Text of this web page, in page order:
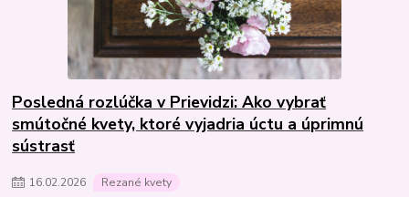
Posledná rozlúčka v Prievidzi: Ako vybrať
smútočné kvety, ktoré vyjadria úctu a úprimnú
sústrasť
16.02.2026 Rezané kvety